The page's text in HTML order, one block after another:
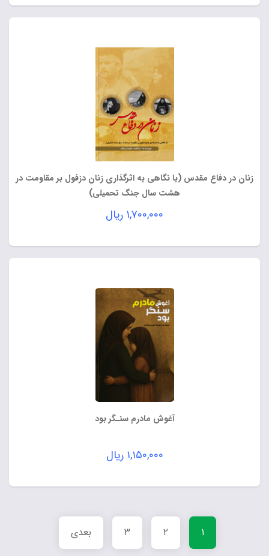
زنان در دفاع مقدس (با نگاهی به اثرگذاری زنان دزفول بر مقاومت در
هشت سال جنگ تحمیلی)
۱,۷۰۰,۰۰۰ ریال
آغوش مادرم سنـگر بود
۱,۱۵۰,۰۰۰ ریال
۱ ۲ ۳ بعدی